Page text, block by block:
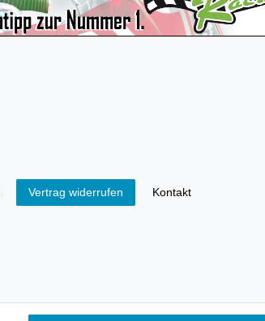
Vertrag widerrufen Kontakt